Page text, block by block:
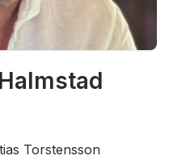
Torstensson